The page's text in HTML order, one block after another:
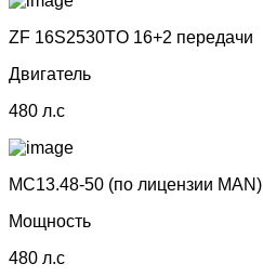
ZF 16S2530TO 16+2 передачи
Двигатель
480 л.с
MC13.48-50 (по лицензии МАN)
Мощность
480 л.с